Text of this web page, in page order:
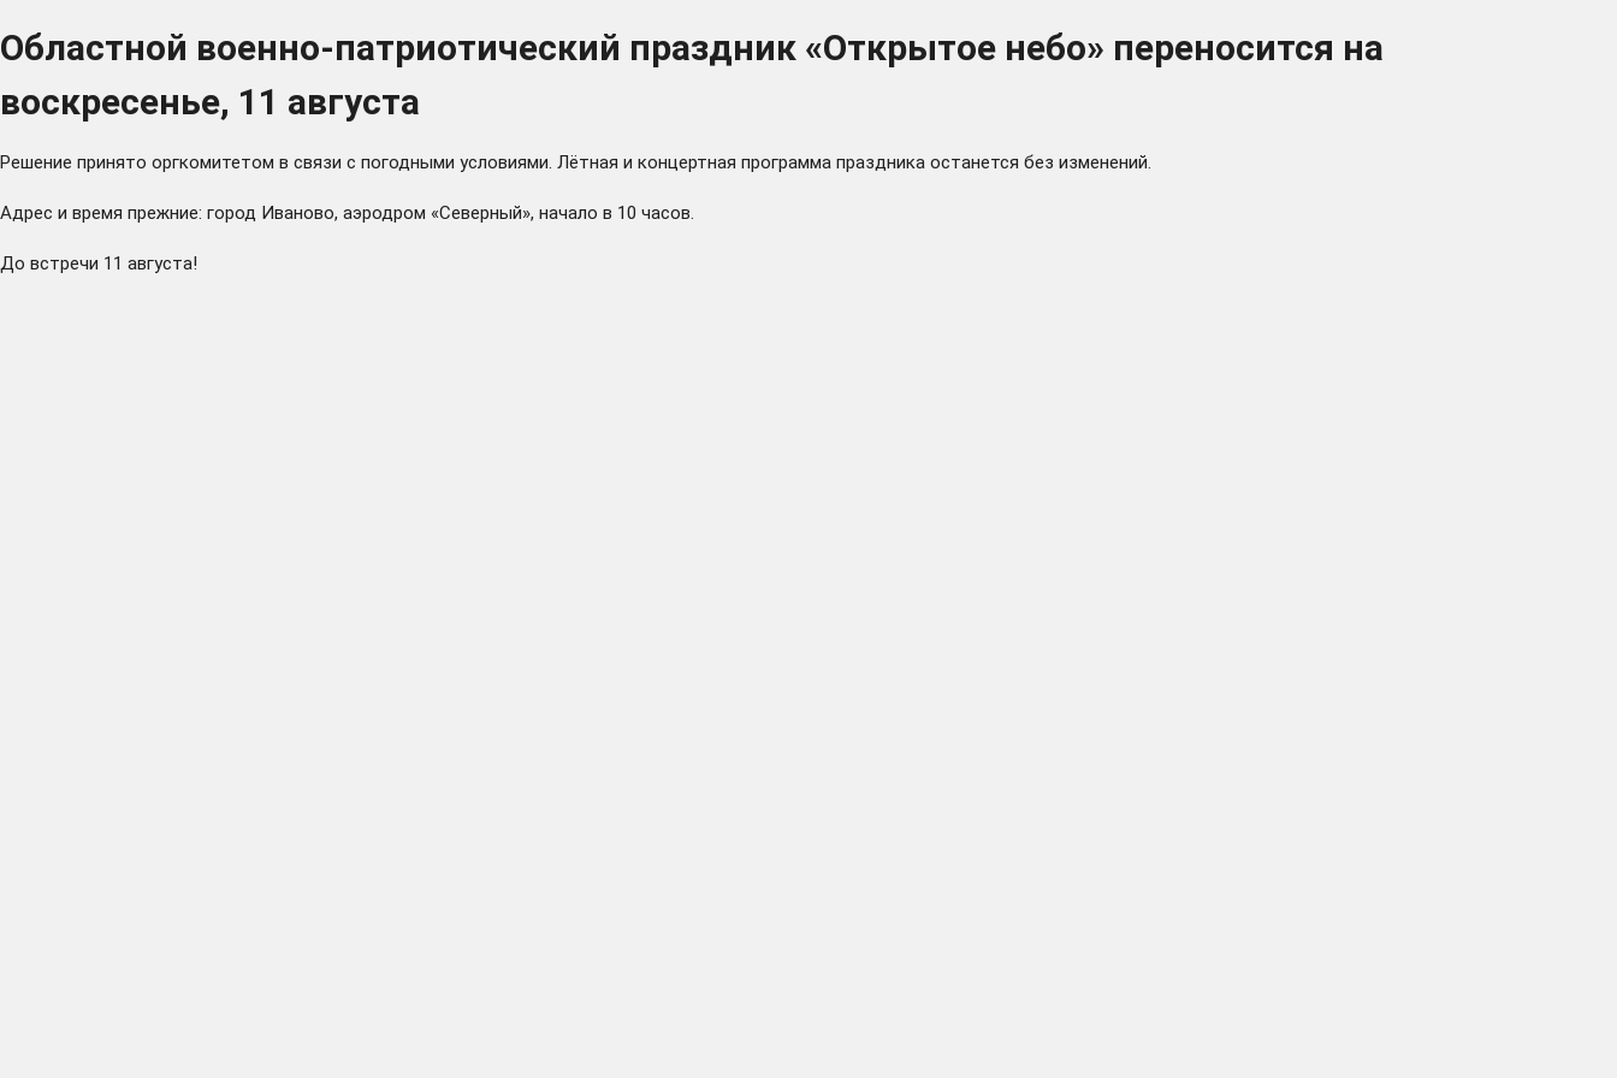
Областной военно-патриотический праздник «Открытое небо» переносится на
воскресенье, 11 августа
Решение принято оргкомитетом в связи с погодными условиями. Лётная и концертная программа праздника останется без изменений.
Адрес и время прежние: город Иваново, аэродром «Северный», начало в 10 часов.
До встречи 11 августа!